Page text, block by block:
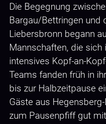
Die Begegnung
Bargau/Bettringen und
Liebersbronn begann
Mannschaften, die sich
intensives Kopf-an-
Teams fanden früh in
bis zur Halbzeitpause
Gäste aus
zum Pausenpfiff gut